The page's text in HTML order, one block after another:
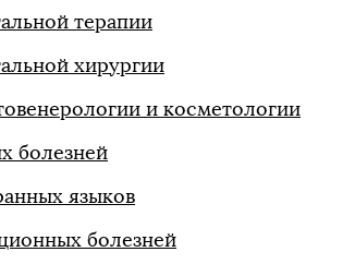
терапии
хирургии
и косметологии
болезней
языков
болезней